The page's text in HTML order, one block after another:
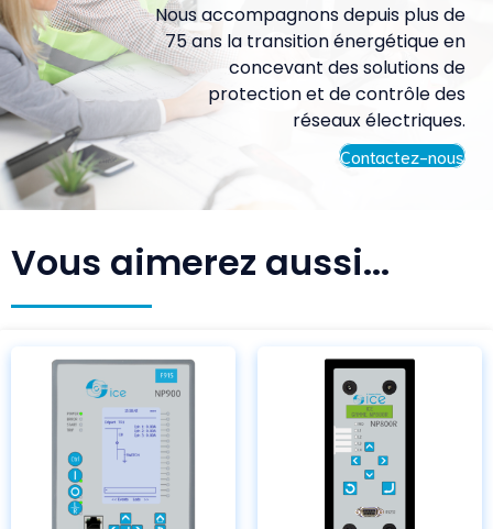
Nous accompagnons depuis plus de
75 ans la transition énergétique en
concevant des solutions de
protection et de contrôle des
réseaux électriques.
Contactez-nous
Vous aimerez aussi...